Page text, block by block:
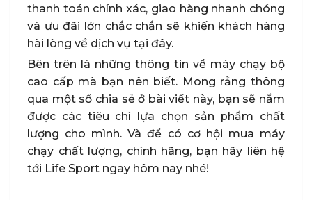
thanh toán chính xác, giao hàng nhanh chóng
và ưu đãi lớn chắc chắn sẽ khiến khách hàng
hài lòng về dịch vụ tại đây.
Bên trên là những thông tin về máy chạy bộ
cao cấp mà bạn nên biết. Mong rằng thông
qua một số chia sẻ ở bài viết này, bạn sẽ nắm
được các tiêu chí lựa chọn sản phẩm chất
lượng cho mình. Và để có cơ hội mua máy
chạy chất lượng, chính hãng, bạn hãy liên hệ
tới Life Sport ngay hôm nay nhé!